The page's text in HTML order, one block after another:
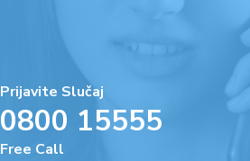
Prijavite Slučaj
0800 15555
Free Call